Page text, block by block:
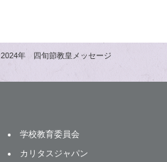
2024年 四旬節教皇メッセージ
学校教育委員会
カリタスジャパン